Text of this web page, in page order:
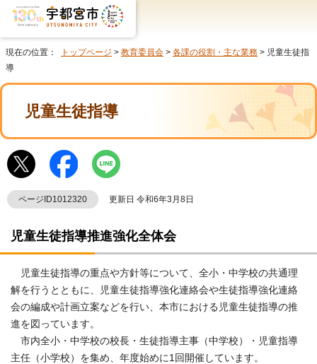
現在の位置： トップページ > 教育委員会 > 各課の役割・主な業務 > 児童生徒指
導
児童生徒指導
ページID1012320 更新日 令和6年3月8日
児童生徒指導推進強化全体会
児童生徒指導の重点や方針等について、全小・中学校の共通理
解を行うとともに、児童生徒指導強化連絡会や生徒指導強化連絡
会の編成や計画立案などを行い、本市における児童生徒指導の推
進を図っています。
市内全小・中学校の校長・生徒指導主事（中学校）・児童指導
主任（小学校）を集め、年度始めに1回開催しています。